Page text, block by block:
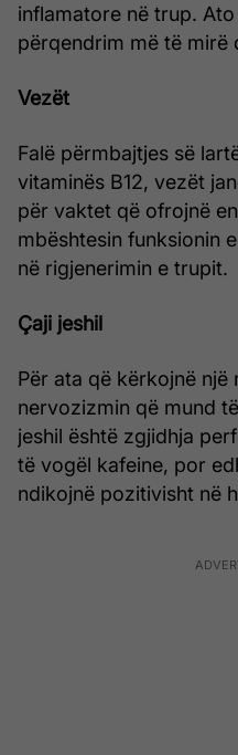
inflamatore në trup.
përqendrim më të mirë
Vezët
Falë përmbajtjes së
vitaminës B12, vezët
për vaktet që ofrojnë
mbështesin funksionin
në rigjenerimin e trupit.
Çaji jeshil
Për ata që kërkojnë një
nervozizmin që mund
jeshil është zgjidhja
të vogël kafeine, por
ndikojnë pozitivisht në